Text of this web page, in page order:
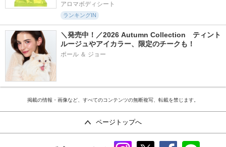
アロマボディシート
ランキングIN
＼発売中！／2026 Autumn Collection　ティント
ルージュやアイカラー、限定のチークも！
ポール ＆ ジョー
掲載の情報・画像など、すべてのコンテンツの無断複写、転載を禁じます。
ページトップへ